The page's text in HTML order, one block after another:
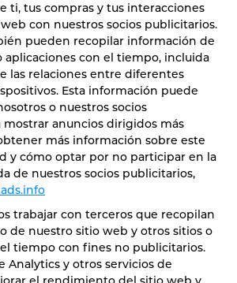
ti, tus compras y tus interacciones
con nuestros socios publicitarios.
pueden recopilar información de
aplicaciones con el tiempo, incluida
las relaciones entre diferentes
Esta información puede
o nuestros socios
anuncios dirigidos más
más información sobre este
y cómo optar por no participar en la
de nuestros socios publicitarios,
trabajar con terceros que recopilan
de nuestro sitio web y otros sitios o
tiempo con fines no publicitarios.
Analytics y otros servicios de